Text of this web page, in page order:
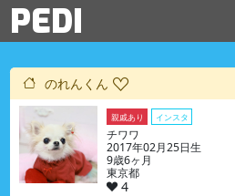
PEDI
のれんくん
親戚あり インスタ
チワワ
2017年02月25日生
9歳6ヶ月
東京都
4